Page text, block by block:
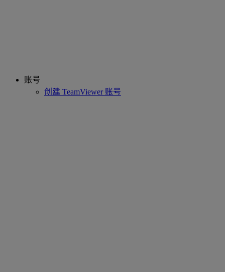
账号
创建 TeamViewer 账号